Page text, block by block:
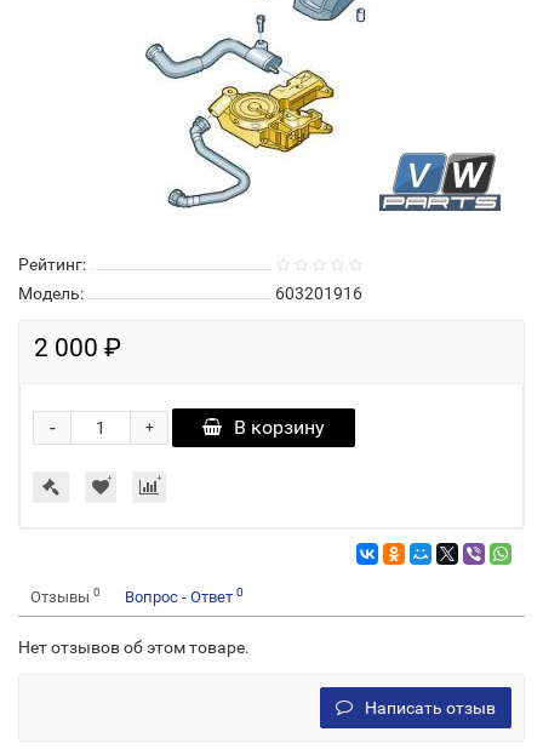
Рейтинг:
Модель:
603201916
2 000 ₽
+
- В корзину
Отзывы 0 Вопрос - Ответ 0
Нет отзывов об этом товаре.
Написать отзыв